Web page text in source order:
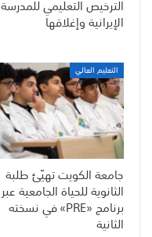
الترخيص التعليمي للمدرسة
الإيرانية وإغلاقها
التعليم العالي
جامعة الكويت تهيّئ طلبة
الثانوية للحياة الجامعية عبر
برنامج «PRE» في نسخته
الثانية